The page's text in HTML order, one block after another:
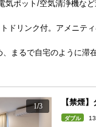
ポット/空気清浄機な
ドリンク付。アメニティ
まるで自宅のように滞
1/3 【禁煙
ダブル